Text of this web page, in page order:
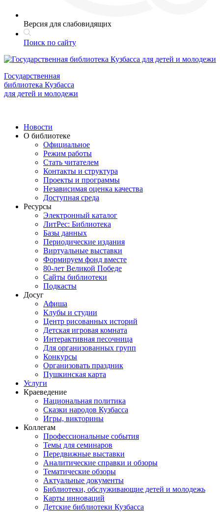
Версия для слабовидящих
Поиск по сайту
Государственная
библиотека Кузбасса
для детей и молодежи
Новости
О библиотеке
Официальное
Режим работы
Стать читателем
Контакты и структура
Проекты и программы
Независимая оценка качества
Доступная среда
Ресурсы
Электронный каталог
ЛитРес: Библиотека
Базы данных
Периодические издания
Виртуальные выставки
Формируем фонд вместе
80-лет Великой Победе
Сайты библиотеки
Подкасты
Досуг
Афиша
Клубы и студии
Центр рисованных историй
Детская игровая комната
Интерактивная песочница
Для организованных групп
Конкурсы
Организовать праздник
Пушкинская карта
Услуги
Краеведение
Национальная политика
Сказки народов Кузбасса
Игры, викторины
Коллегам
Профессиональные события
Темы для семинаров
Передвижные выставки
Аналитические справки и обзоры
Тематические обзоры
Актуальные документы
Библиотеки, обслуживающие детей и молодежь
Карты инноваций
Детские библиотеки Кузбасса